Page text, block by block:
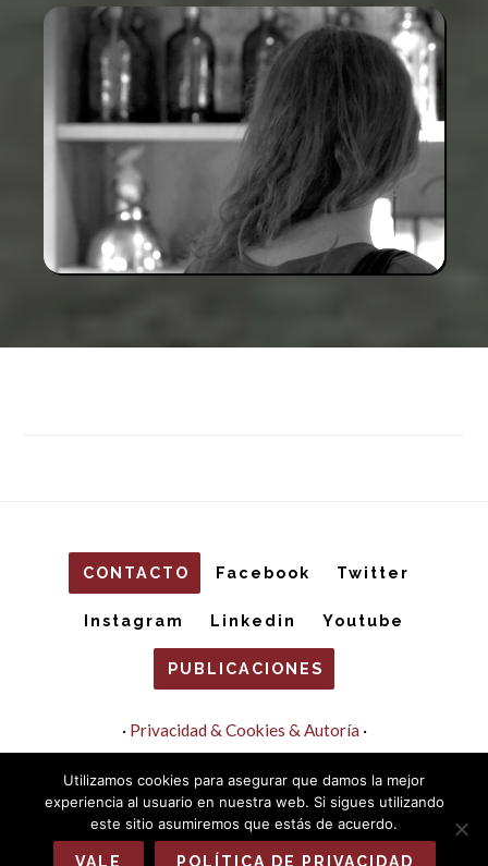
CONTACTO Facebook Twitter
Instagram Linkedin Youtube
PUBLICACIONES
· Privacidad & Cookies & Autoría·
· Desarrollo Web y Fotografías © 2020 porNacho Goberna
·
Utilizamos cookies para asegurar que damos la mejor
experiencia al usuario en nuestra web. Si sigues utilizando
este sitio asumiremos que estás de acuerdo.
VALE POLÍTICA DE PRIVACIDAD